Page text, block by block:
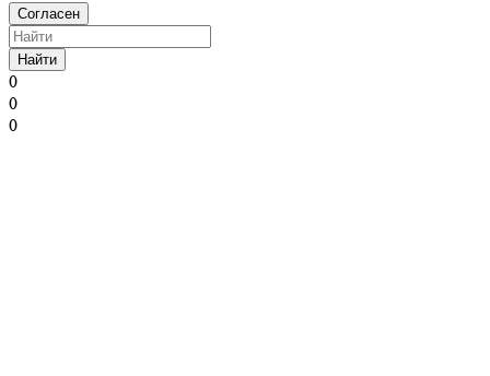
Согласен
Найти
0
0
0